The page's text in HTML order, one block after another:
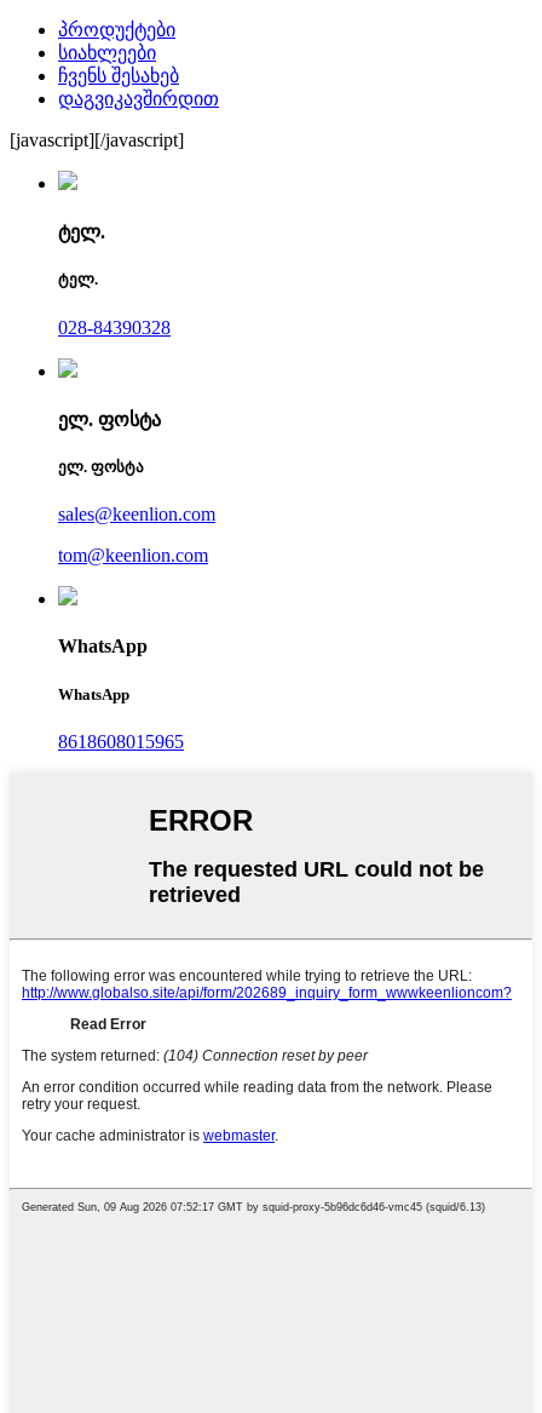
პროდუქტები
სიახლეები
ჩვენს შესახებ
დაგვიკავშირდით
[javascript][/javascript]
ტელ.
ტელ.
028-84390328
ელ. ფოსტა
ელ. ფოსტა
sales@keenlion.com
tom@keenlion.com
WhatsApp
WhatsApp
8618608015965